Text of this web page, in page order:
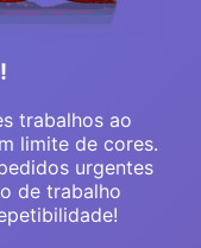
trabalhos ao
limite de cores.
urgentes
de trabalho